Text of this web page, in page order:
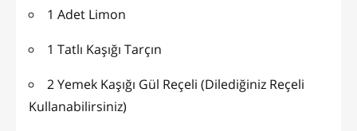
1 Adet Limon
1 Tatlı Kaşığı Tarçın
2 Yemek Kaşığı Gül Reçeli (Dilediğiniz Reçeli
Kullanabilirsiniz)